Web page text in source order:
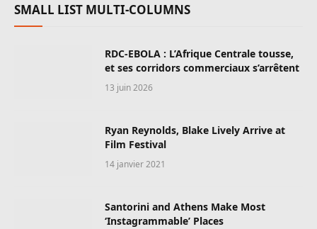
SMALL LIST MULTI-COLUMNS
RDC-EBOLA : L’Afrique Centrale tousse,
et ses corridors commerciaux s’arrêtent
13 juin 2026
Ryan Reynolds, Blake Lively Arrive at
Film Festival
14 janvier 2021
Santorini and Athens Make Most
‘Instagrammable’ Places